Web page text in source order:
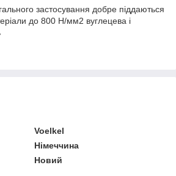
застосування добре піддаються
до 800 Н/мм2 вуглецева і
Voelkel
Німеччина
Новий